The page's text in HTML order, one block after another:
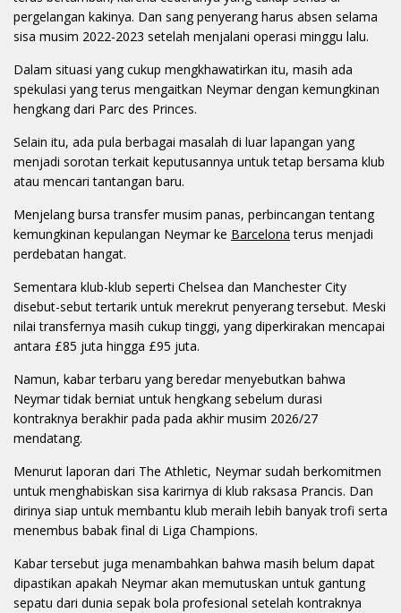
pergelangan kakinya. Dan sang penyerang harus absen selama
sisa musim 2022-2023 setelah menjalani operasi minggu lalu.
Dalam situasi yang cukup mengkhawatirkan itu, masih ada
spekulasi yang terus mengaitkan Neymar dengan kemungkinan
hengkang dari Parc des Princes.
Selain itu, ada pula berbagai masalah di luar lapangan yang
menjadi sorotan terkait keputusannya untuk tetap bersama klub
atau mencari tantangan baru.
Menjelang bursa transfer musim panas, perbincangan tentang
kemungkinan kepulangan Neymar ke Barcelona terus menjadi
perdebatan hangat.
Sementara klub-klub seperti Chelsea dan Manchester City
disebut-sebut tertarik untuk merekrut penyerang tersebut. Meski
nilai transfernya masih cukup tinggi, yang diperkirakan mencapai
antara £85 juta hingga £95 juta.
Namun, kabar terbaru yang beredar menyebutkan bahwa
Neymar tidak berniat untuk hengkang sebelum durasi
kontraknya berakhir pada pada akhir musim 2026/27
mendatang.
Menurut laporan dari The Athletic, Neymar sudah berkomitmen
untuk menghabiskan sisa karirnya di klub raksasa Prancis. Dan
dirinya siap untuk membantu klub meraih lebih banyak trofi serta
menembus babak final di Liga Champions.
Kabar tersebut juga menambahkan bahwa masih belum dapat
dipastikan apakah Neymar akan memutuskan untuk gantung
sepatu dari dunia sepak bola profesional setelah kontraknya